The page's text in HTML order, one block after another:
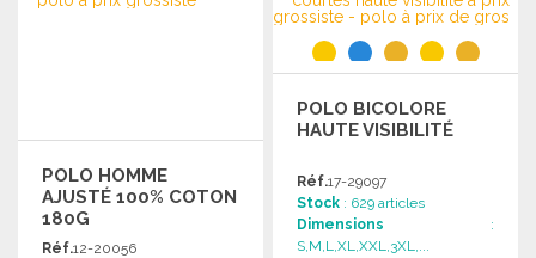
Demander un devis
POLO HOMME
AJUSTÉ 100% COTON
180G
Réf.12-20056
POLO BICOLORE
HAUTE VISIBILITÉ
Réf.17-29097
Stock : 629 articles
Dimensions :
S,M,L,XL,XXL,3XL,...